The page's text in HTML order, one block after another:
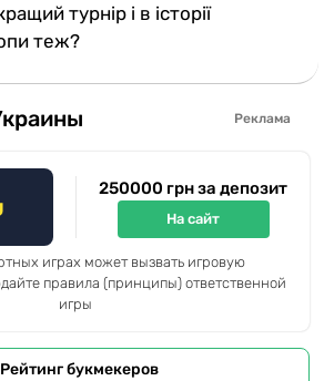
турнір і в історії
теж?
Реклама
250000 грн за депозит
На сайт
играх может вызвать игровую
правила (принципы) ответственной
игры
Рейтинг букмекеров